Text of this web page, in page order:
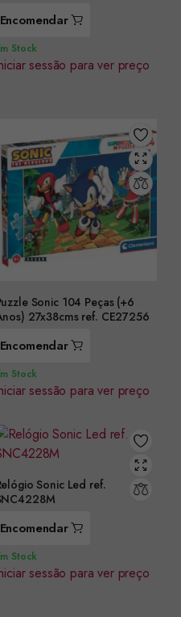
Encomendar
Stock
sessão para ver preço
Sonic 104 Peças (+6
27x38cms ref. CE27256
Encomendar
Stock
sessão para ver preço
Sonic Led ref.
Encomendar
Stock
sessão para ver preço